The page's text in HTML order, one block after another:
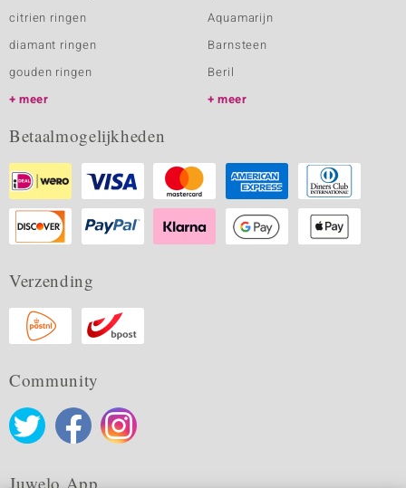
citrien ringen
diamant ringen
gouden ringen
meer
Aquamarijn
Barnsteen
Beril
meer
Betaalmogelijkheden
Verzending
Community
Juwelo App